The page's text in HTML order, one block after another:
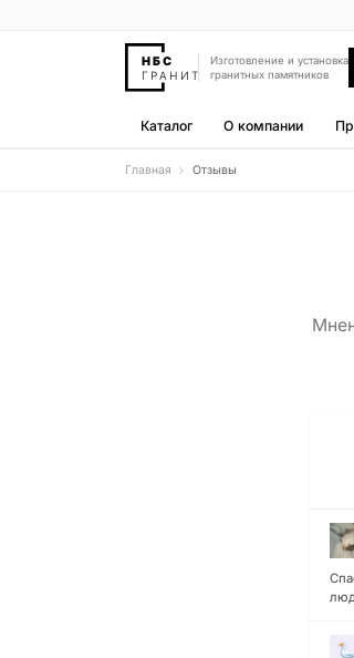
Изготовление и установка
гранитных памятников
Каталог О компании
Надгробные плиты
Главная Отзывы